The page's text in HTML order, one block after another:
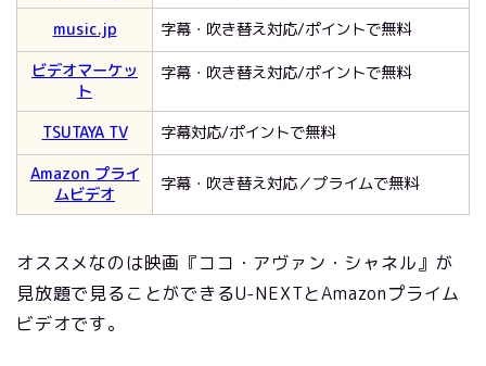
music.jp
字幕・吹き替え対応/ポイントで無料
ビデオマーケッ
ト
字幕・吹き替え対応/ポイントで無料
TSUTAYA TV
字幕対応/ポイントで無料
Amazon プライ
ムビデオ
字幕・吹き替え対応／プライムで無料
オススメなのは映画『ココ・アヴァン・シャネル』が
見放題で見ることができるU-NEXTとAmazonプライム
ビデオです。